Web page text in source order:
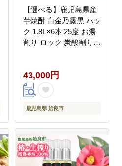
【選べる】鹿児島県産
芋焼酎 白金乃露黒 パッ
ク 1.8L×6本 25度 お湯
割り ロック 炭酸割り
43,000円
鹿児島県 姶良市